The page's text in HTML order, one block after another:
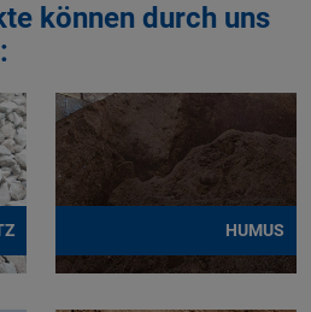
können durch uns
HUMUS